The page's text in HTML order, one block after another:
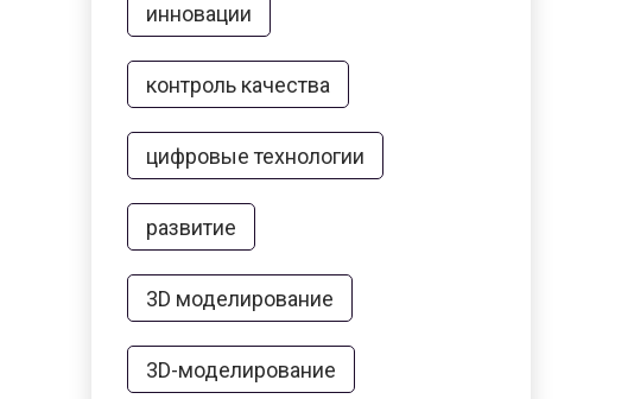
инновации
контроль качества
цифровые технологии
развитие
3D моделирование
3D-моделирование